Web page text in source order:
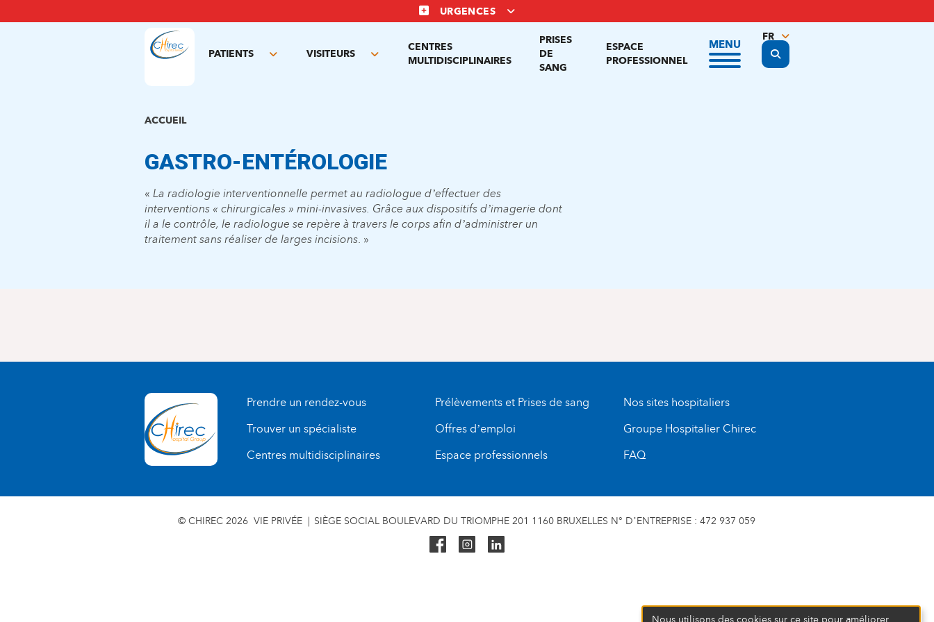
au
URGENCES
PATIENTS
Toggle
VISITEURS
Toggle
CENTRES
MULTIDISCIPLINAIRES
PRISES
DE
SANG
ESPACE
PROFESSIONNEL
MENU
Display the search form
FR
NL
EN
ACCUEIL
GASTRO-ENTÉROLOGIE
«La radiologie interventionnelle permet au radiologue d’effectuer des
interventions « chirurgicales » mini-invasives. Grâce aux dispositifs d’imagerie dont
il a le contrôle, le radiologue se repère à travers le corps afin d’administrer un
traitement sans réaliser de larges incisions. »
Prendre un rendez-vous
Trouver un spécialiste
Centres multidisciplinaires
Prélèvements et Prises de sang
Offres d’emploi
Espace professionnels
Nos sites hospitaliers
Groupe Hospitalier Chirec
FAQ
© CHIREC 2026 VIE PRIVÉE SIÈGE SOCIAL BOULEVARD DU TRIOMPHE 201 1160 BRUXELLES N° D’ENTREPRISE : 472 937 059
Nous utilisons des cookies sur ce site pour améliorer